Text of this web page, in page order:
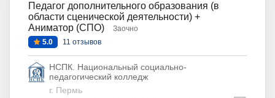
Педагог дополнительного образования (в
области сценической деятельности) +
Аниматор (СПО)
Заочно
5.0
11 отзывов
НСПК. Национальный социально-
педагогический колледж
г. Пермь